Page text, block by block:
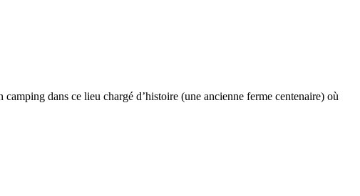
dans ce lieu chargé d’histoire (une ancienne ferme centenaire) où